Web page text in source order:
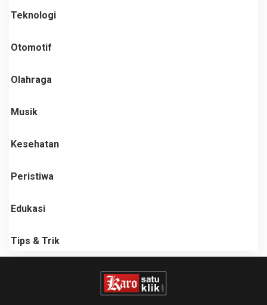
Teknologi
Otomotif
Olahraga
Musik
Kesehatan
Peristiwa
Edukasi
Tips & Trik